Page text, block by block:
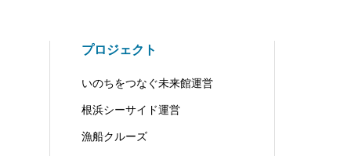
プロジェクト
いのちをつなぐ未来館運営
根浜シーサイド運営
漁船クルーズ